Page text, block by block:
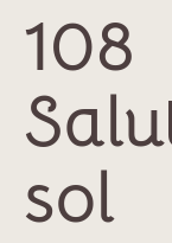
108
sol